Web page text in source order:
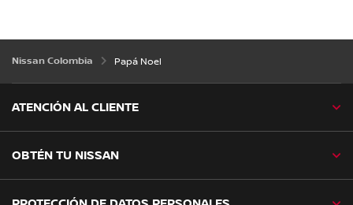
Nissan Colombia Papá Noel
ATENCIÓN AL CLIENTE
OBTÉN TU NISSAN